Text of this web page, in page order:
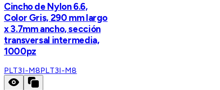
Cincho de Nylon 6.6,
Color Gris, 290 mm largo
x 3.7mm ancho, sección
transversal intermedia,
1000pz
PLT3I-M8PLT3I-M8